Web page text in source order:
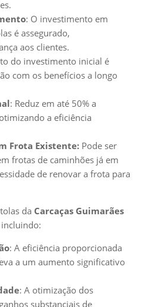
: O investimento em
é assegurado,
aos clientes.
do investimento inicial é
com os benefícios a longo
: Reduz em até 50% a
a eficiência
Frota Existente: Pode ser
frotas de caminhões já em
de renovar a frota para
da Carcaças Guimarães
: A eficiência proporcionada
a um aumento significativo
: A otimização dos
substanciais de